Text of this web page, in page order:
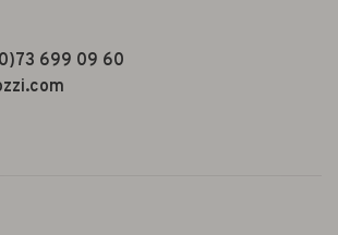
699 09 60